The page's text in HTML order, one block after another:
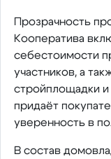
Прозрачность
Кооператива
себестоимости
участников, а
стройплощадки и
придаёт
уверенность в
В состав